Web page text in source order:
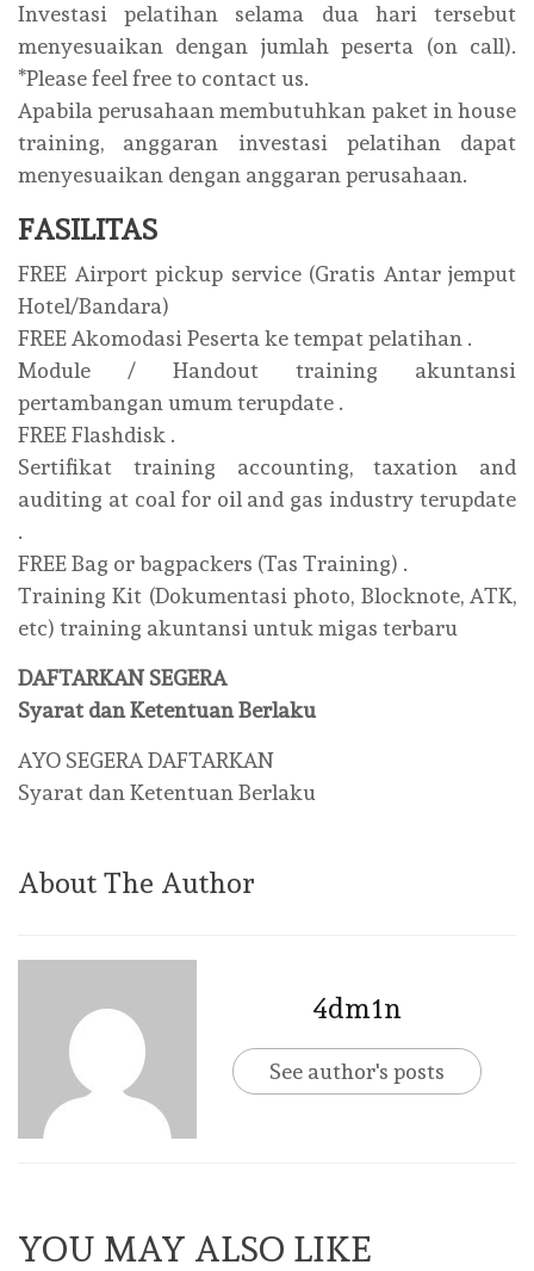
Investasi pelatihan selama dua hari tersebut
menyesuaikan dengan jumlah peserta (on call).
*Please feel free to contact us.
Apabila perusahaan membutuhkan paket in house
training, anggaran investasi pelatihan dapat
menyesuaikan dengan anggaran perusahaan.
FASILITAS
FREE Airport pickup service (Gratis Antar jemput
Hotel/Bandara)
FREE Akomodasi Peserta ke tempat pelatihan .
Module / Handout training akuntansi
pertambangan umum terupdate .
FREE Flashdisk .
Sertifikat training accounting, taxation and
auditing at coal for oil and gas industry terupdate
.
FREE Bag or bagpackers (Tas Training) .
Training Kit (Dokumentasi photo, Blocknote, ATK,
etc) training akuntansi untuk migas terbaru
DAFTARKAN SEGERA
Syarat dan Ketentuan Berlaku
AYO SEGERA DAFTARKAN
Syarat dan Ketentuan Berlaku
About The Author
4dm1n
See author's posts
YOU MAY ALSO LIKE